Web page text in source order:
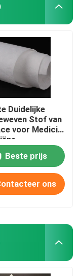
Duidelijke
Stof van
voor Medicial
Beste prijs
ons